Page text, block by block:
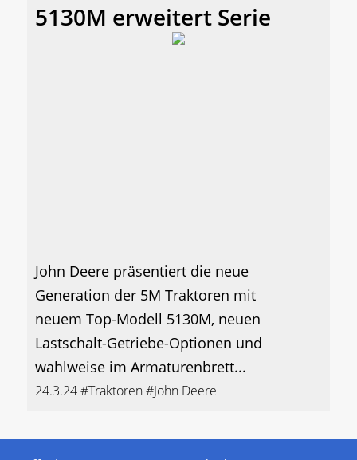
5130M erweitert Serie
John Deere präsentiert die neue
Generation der 5M Traktoren mit
neuem Top-Modell 5130M, neuen
Lastschalt-Getriebe-Optionen und
wahlweise im Armaturenbrett...
24.3.24#Traktoren#John Deere